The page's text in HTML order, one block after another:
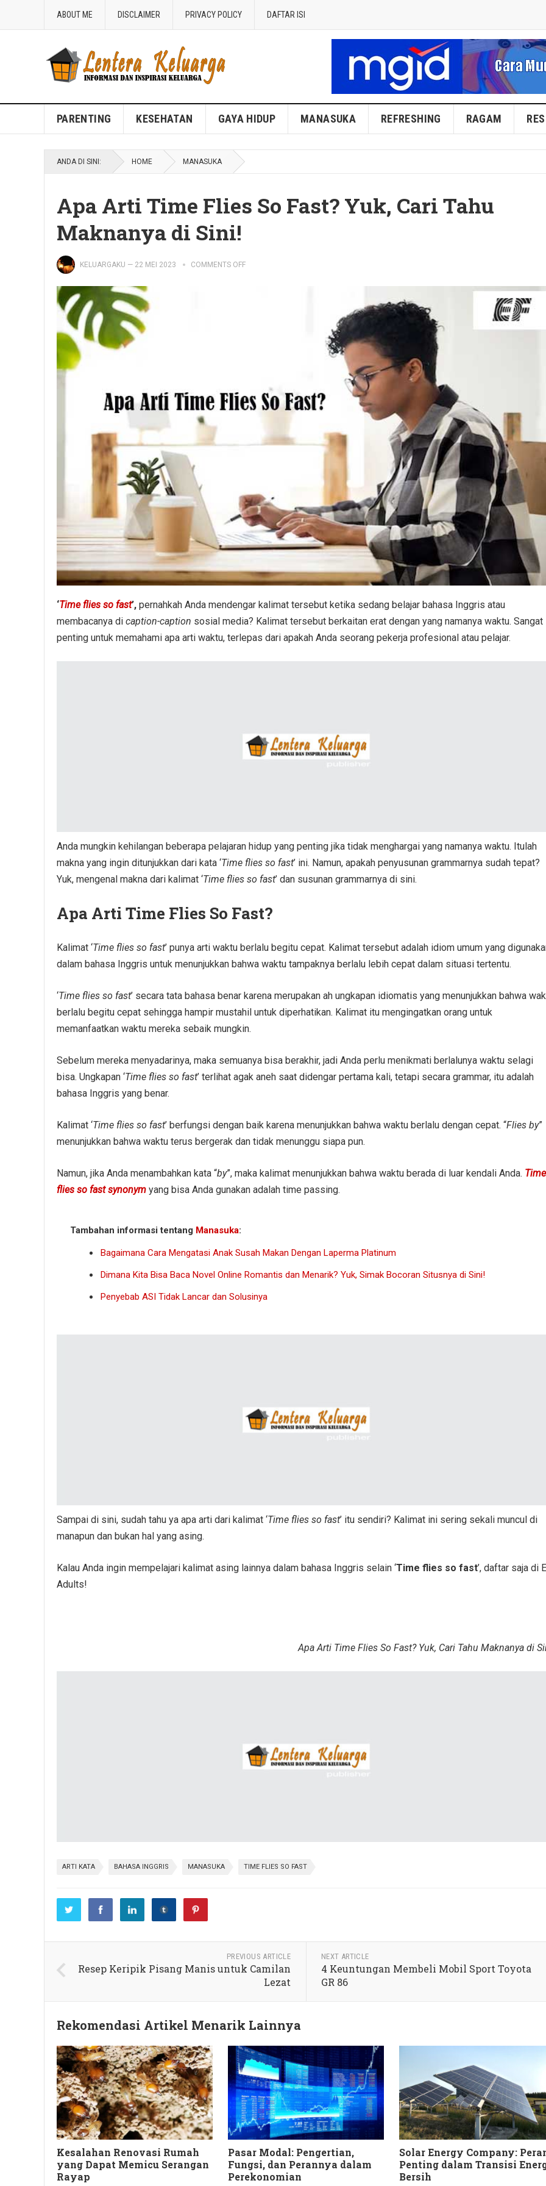
ABOUT ME DISCLAIMER PRIVACY POLICY DAFTAR ISI
Blog Lentera Keluarga
PARENTING KESEHATAN GAYA HIDUP MANASUKA REFRESHING RAGAM
ANDA DI SINI: HOME MANASUKA
Apa Arti Time Flies So Fast? Yuk, Cari Tahu
Maknanya di Sini!
KELUARGAKU — 22 MEI 2023 COMMENTS OFF
‘Time flies so fast’, pernahkah Anda mendengar kalimat tersebut ketika sedang belajar bahasa Inggris atau
membacanya di caption-caption sosial media? Kalimat tersebut berkaitan erat dengan yang namanya waktu. Sangat
penting untuk memahami apa arti waktu, terlepas dari apakah Anda seorang pekerja profesional atau pelajar.
Anda mungkin kehilangan beberapa pelajaran hidup yang penting jika tidak menghargai yang namanya waktu. Itulah
makna yang ingin ditunjukkan dari kata ‘Time flies so fast’ ini. Namun, apakah penyusunan grammarnya sudah tepat?
Yuk, mengenal makna dari kalimat ‘Time flies so fast’ dan susunan grammarnya di sini.
Apa Arti Time Flies So Fast?
Kalimat ‘Time flies so fast’ punya arti waktu berlalu begitu cepat. Kalimat tersebut adalah idiom umum yang
dalam bahasa Inggris untuk menunjukkan bahwa waktu tampaknya berlalu lebih cepat dalam situasi tertentu.
‘Time flies so fast’ secara tata bahasa benar karena merupakan ah ungkapan idiomatis yang menunjukkan bahwa
berlalu begitu cepat sehingga hampir mustahil untuk diperhatikan. Kalimat itu mengingatkan orang untuk
memanfaatkan waktu mereka sebaik mungkin.
Sebelum mereka menyadarinya, maka semuanya bisa berakhir, jadi Anda perlu menikmati berlalunya waktu selagi
bisa. Ungkapan ‘Time flies so fast’ terlihat agak aneh saat didengar pertama kali, tetapi secara grammar, itu adalah
bahasa Inggris yang benar.
Kalimat ‘Time flies so fast’ berfungsi dengan baik karena menunjukkan bahwa waktu berlalu dengan cepat. “Flies by”
menunjukkan bahwa waktu terus bergerak dan tidak menunggu siapa pun.
Namun, jika Anda menambahkan kata “by”, maka kalimat menunjukkan bahwa waktu berada di luar kendali Anda. Time
flies so fast synonym yang bisa Anda gunakan adalah time passing.
Tambahan informasi tentang Manasuka:
Bagaimana Cara Mengatasi Anak Susah Makan Dengan Laperma Platinum
Dimana Kita Bisa Baca Novel Online Romantis dan Menarik? Yuk, Simak Bocoran Situsnya di Sini!
Penyebab ASI Tidak Lancar dan Solusinya
Sampai di sini, sudah tahu ya apa arti dari kalimat ‘Time flies so fast’ itu sendiri? Kalimat ini sering sekali muncul di
manapun dan bukan hal yang asing.
Kalau Anda ingin mempelajari kalimat asing lainnya dalam bahasa Inggris selain ‘Time flies so fast’, daftar saja di
Adults!
Apa Arti Time Flies So Fast? Yuk, Cari Tahu Maknanya di
ARTI KATA BAHASA INGGRIS MANASUKA TIME FLIES SO FAST
PREVIOUS ARTICLE
Resep Keripik Pisang Manis untuk Camilan
Lezat
NEXT ARTICLE
4 Keuntungan Membeli Mobil Sport Toyota
GR 86
Rekomendasi Artikel Menarik Lainnya
Kesalahan Renovasi Rumah
yang Dapat Memicu Serangan
Rayap
Pasar Modal: Pengertian,
Fungsi, dan Perannya dalam
Perekonomian
Solar Energy Company:
Penting dalam Transisi
Bersih